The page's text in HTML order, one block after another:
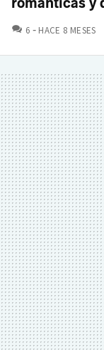
6 COMENTARIOS
HACE 8 MESES